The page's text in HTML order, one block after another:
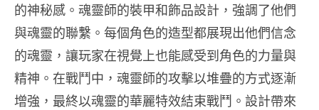
的神秘感。魂靈師的裝甲和飾品設計，強調了他們
與魂靈的聯繫。每個角色的造型都展現出他們信念
的魂靈，讓玩家在視覺上也能感受到角色的力量與
精神。在戰鬥中，魂靈師的攻擊以堆疊的方式逐漸
增強，最終以魂靈的華麗特效結束戰鬥。設計帶來